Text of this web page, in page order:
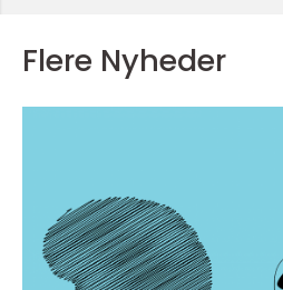
Flere Nyheder